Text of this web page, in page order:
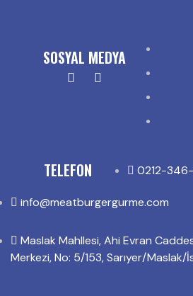
SOSYAL MEDYA
TELEFON 0212-
info@meatburgergurme.com
Maslak Mahllesi, Ahi Evran
Merkezi, No: 5/153, Sarıyer/Maslak/